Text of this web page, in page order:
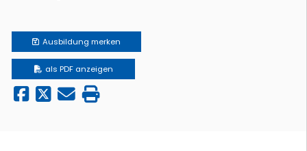
Ausbildung merken
als PDF anzeigen